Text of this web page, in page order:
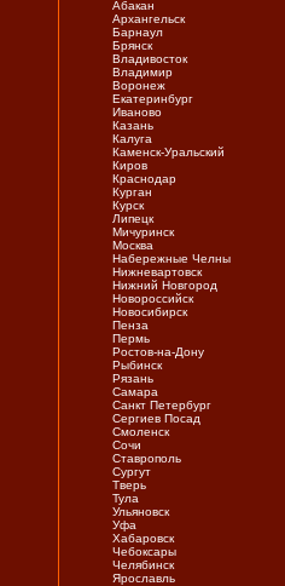
Абакан
Архангельск
Барнаул
Брянск
Владивосток
Владимир
Воронеж
Екатеринбург
Иваново
Казань
Калуга
Каменск-Уральский
Киров
Краснодар
Курган
Курск
Липецк
Мичуринск
Москва
Набережные Челны
Нижневартовск
Нижний Новгород
Новороссийск
Новосибирск
Пенза
Пермь
Ростов-на-Дону
Рыбинск
Рязань
Самара
Санкт Петербург
Сергиев Посад
Смоленск
Сочи
Ставрополь
Сургут
Тверь
Тула
Ульяновск
Уфа
Хабаровск
Чебоксары
Челябинск
Ярослaвль